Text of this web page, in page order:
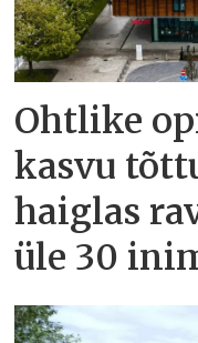
Ohtlike
kasvu
haiglas
üle 30